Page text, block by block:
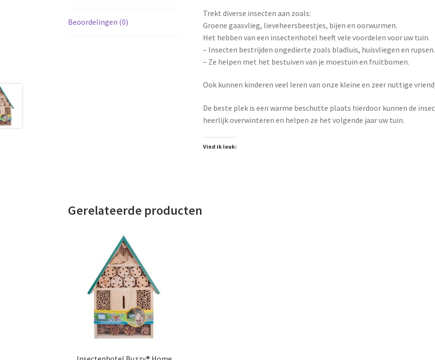
Beoordelingen (0)
Trekt diverse insecten aan zoals:
Groene gaasvlieg, lieveheersbeestjes, bijen en oorwurmen.
Het hebben van een insectenhotel heeft vele voordelen voor uw tuin.
– Insecten bestrijden ongedierte zoals bladluis, huisvliegen en rupsen.
– Ze helpen met het bestuiven van je moestuin en fruitbomen.
Ook kunnen kinderen veel leren van onze kleine en zeer nuttige
De beste plek is een warme beschutte plaats hierdoor kunnen de
heerlijk overwinteren en helpen ze het volgende jaar uw tuin.
Vind ik leuk:
Gerelateerde producten